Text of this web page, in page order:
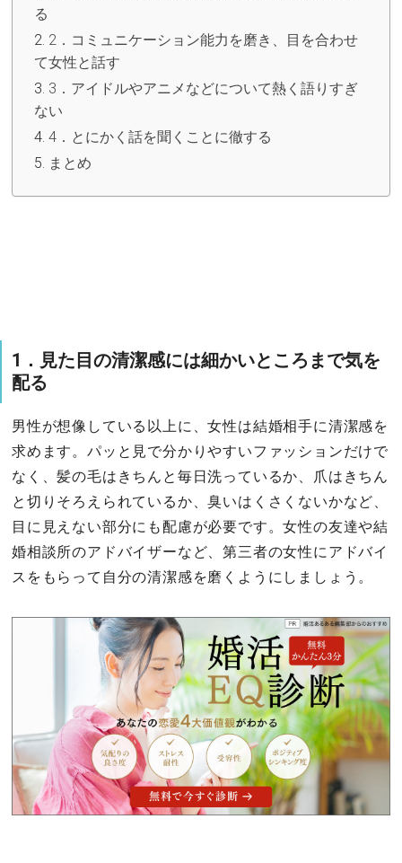
る
2．コミュニケーション能力を磨き、目を合わせ
て女性と話す
3．アイドルやアニメなどについて熱く語りすぎ
ない
4．とにかく話を聞くことに徹する
まとめ
1．見た目の清潔感には細かいところまで気を
配る
男性が想像している以上に、女性は結婚相手に清潔感を
求めます。パッと見で分かりやすいファッションだけで
なく、髪の毛はきちんと毎日洗っているか、爪はきちん
と切りそろえられているか、臭いはくさくないかなど、
目に見えない部分にも配慮が必要です。女性の友達や結
婚相談所のアドバイザーなど、第三者の女性にアドバイ
スをもらって自分の清潔感を磨くようにしましょう。